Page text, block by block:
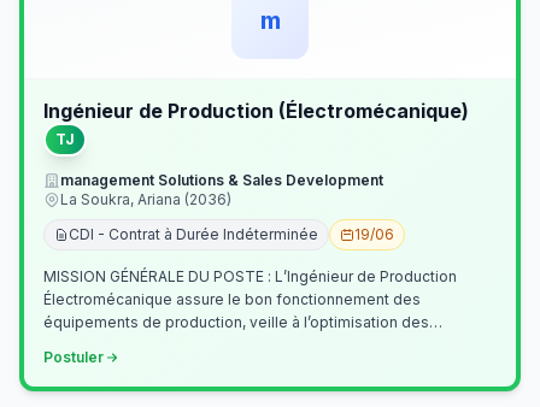
m
Ingénieur de Production (Électromécanique)
TJ
management Solutions & Sales Development
La Soukra, Ariana (2036)
CDI - Contrat à Durée Indéterminée
19/06
MISSION GÉNÉRALE DU POSTE : L’Ingénieur de Production
Électromécanique assure le bon fonctionnement des
équipements de production, veille à l’optimisation des
Postuler